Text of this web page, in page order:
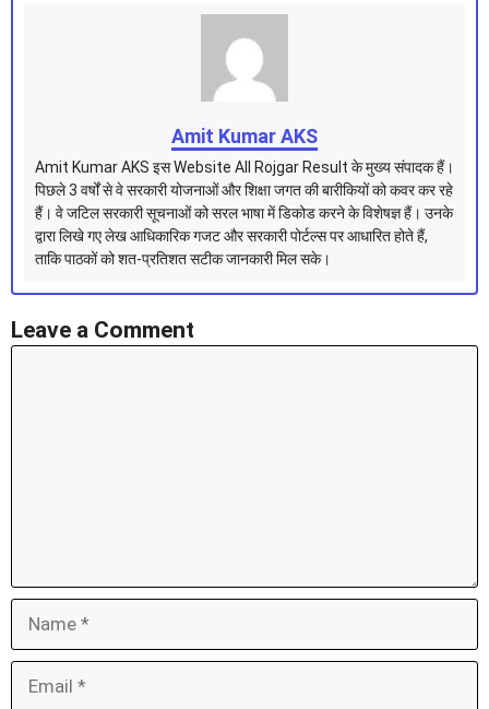
Amit Kumar AKS
Amit Kumar AKS इस Website All Rojgar Result के मुख्य संपादक हैं।
पिछले 3 वर्षों से वे सरकारी योजनाओं और शिक्षा जगत की बारीकियों को कवर कर रहे
हैं। वे जटिल सरकारी सूचनाओं को सरल भाषा में डिकोड करने के विशेषज्ञ हैं। उनके
द्वारा लिखे गए लेख आधिकारिक गजट और सरकारी पोर्टल्स पर आधारित होते हैं,
ताकि पाठकों को शत-प्रतिशत सटीक जानकारी मिल सके।
Leave a Comment